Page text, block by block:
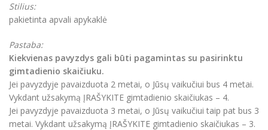
Stilius:
pakietinta apvali apykaklė
Pastaba:
Kiekvienas pavyzdys gali būti pagamintas su pasirinktu
gimtadienio skaičiuku.
Jei pavyzdyje pavaizduota 2 metai, o Jūsų vaikučiui bus 4 metai.
Vykdant užsakymą ĮRAŠYKITE gimtadienio skaičiukas – 4.
Jei pavyzdyje pavaizduota 3 metai, o Jūsų vaikučiui taip pat bus 3
metai. Vykdant užsakymą ĮRAŠYKITE gimtadienio skaičiukas – 3.